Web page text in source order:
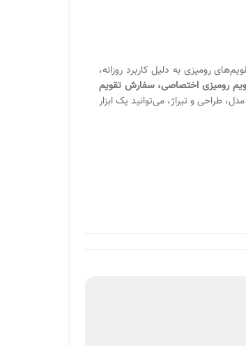
رومیزی به دلیل کاربرد روزانه،
رومیزی اختصاصی، سفارش تقویم
طراحی و تیراژ، می‌توانید یک ابزار